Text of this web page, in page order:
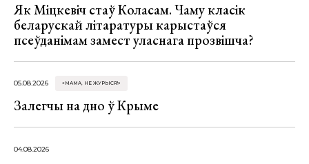
Як Міцкевіч стаў Коласам. Чаму класік
беларускай літаратуры карыстаўся
псеўданімам замест уласнага прозвішча?
05.08.2026 «МАМА, НЕ ЖУРЫСЯ!»
Залегчы на дно ў Крыме
04.08.2026